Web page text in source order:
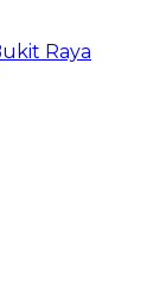
Raya